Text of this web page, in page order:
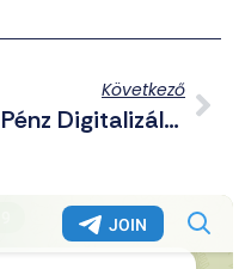
Következő
A Pénz Digitalizálása Fegyverként Használható – Letiltották Az AfD Számláit